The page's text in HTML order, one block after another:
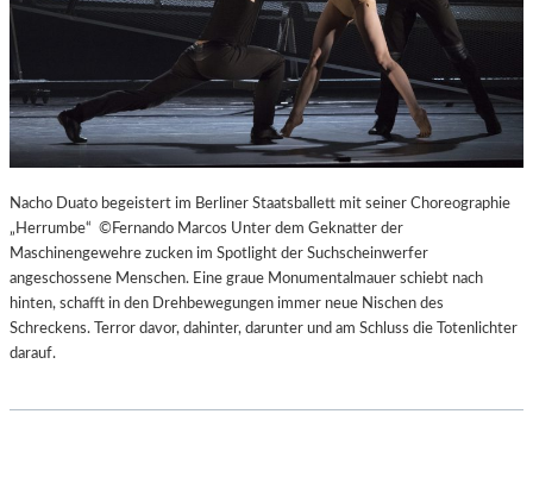
Nacho Duato begeistert im Berliner Staatsballett mit seiner Choreographie
„Herrumbe“ ©Fernando Marcos Unter dem Geknatter der
Maschinengewehre zucken im Spotlight der Suchscheinwerfer
angeschossene Menschen. Eine graue Monumentalmauer schiebt nach
hinten, schafft in den Drehbewegungen immer neue Nischen des
Schreckens. Terror davor, dahinter, darunter und am Schluss die Totenlichter
darauf.